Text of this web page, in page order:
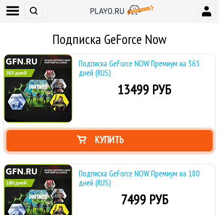
Подписка GeForce Now
Подписка GeForce NOW Премиум на 365
дней (RUS)
13499 РУБ
КУПИТЬ
Подписка GeForce NOW Премиум на 180
дней (RUS)
7499 РУБ